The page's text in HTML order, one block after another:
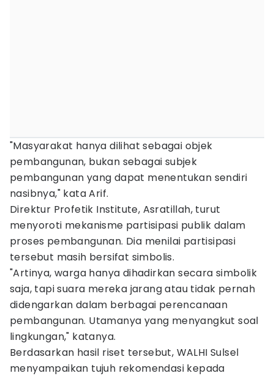
"Masyarakat hanya dilihat sebagai objek
pembangunan, bukan sebagai subjek
pembangunan yang dapat menentukan sendiri
nasibnya," kata Arif.
Direktur Profetik Institute, Asratillah, turut
menyoroti mekanisme partisipasi publik dalam
proses pembangunan. Dia menilai partisipasi
tersebut masih bersifat simbolis.
"Artinya, warga hanya dihadirkan secara simbolik
saja, tapi suara mereka jarang atau tidak pernah
didengarkan dalam berbagai perencanaan
pembangunan. Utamanya yang menyangkut soal
lingkungan," katanya.
Berdasarkan hasil riset tersebut, WALHI Sulsel
menyampaikan tujuh rekomendasi kepada